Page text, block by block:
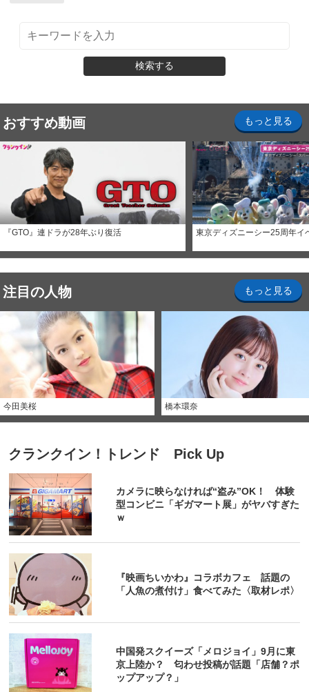
検索する
おすすめ動画 もっと見る
『GTO』連ドラが28年ぶり復活 東京ディズニーシー25周年イ
注目の人物 もっと見る
今田美桜 橋本環奈
クランクイン！トレンド Pick Up
カメラに映らなければ“盗み”OK！ 体験
型コンビニ「ギガマート展」がヤバすぎた
ｗ
『映画ちいかわ』コラボカフェ 話題の
「人魚の煮付け」食べてみた〈取材レポ〉
中国発スクイーズ「メロジョイ」9月に東
京上陸か？ 匂わせ投稿が話題「店舗？ポ
ップアップ？」